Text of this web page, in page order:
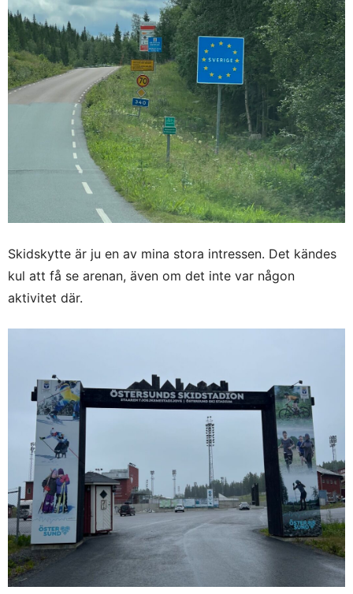
Skidskytte är ju en av mina stora intressen. Det kändes
kul att få se arenan, även om det inte var någon
aktivitet där.